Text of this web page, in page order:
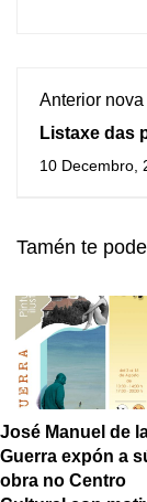
Anterior nova
Listaxe das
campamento
10 Decembro,
Tamén te
José Manuel de
Guerra expón a
obra no Centro